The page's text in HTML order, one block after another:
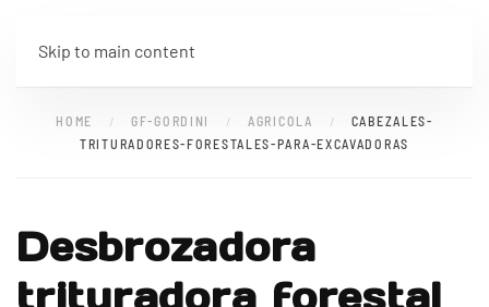
Skip to main content
HOME GF-GORDINI AGRICOLA
CABEZALES-
TRITURADORES-FORESTALES-PARA-EXCAVADORAS
Desbrozadora